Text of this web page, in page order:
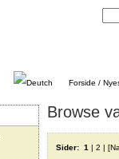
Forside /
Browse
Sider: 1 | 2 |